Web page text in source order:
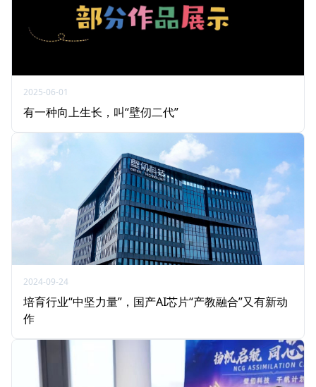
2025-06-01
有一种向上生长，叫“壁仞二代”
2024-09-24
培育行业“中坚力量”，国产AI芯片“产教融合”又有新动
作